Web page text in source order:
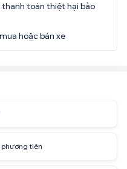
toán thiệt hại bảo
hoặc bán xe
tiện